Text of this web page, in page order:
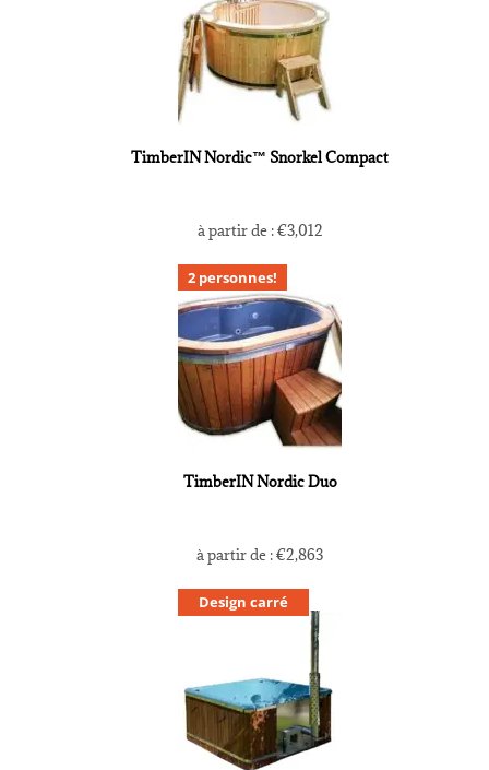
TimberIN Nordic™ Snorkel Compact
à partir de :€3,012
2 personnes!
TimberIN Nordic Duo
à partir de :€2,863
Design carré